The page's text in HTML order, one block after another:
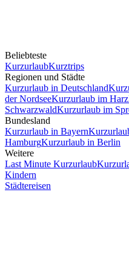
Beliebteste
KurzurlaubKurztrips
Regionen und Städte
Kurzurlaub in Deutschland
der NordseeKurzurlaub im Harz
SchwarzwaldKurzurlaub im
Bundesland
Kurzurlaub in Bayern
HamburgKurzurlaub in Berlin
Weitere
Last Minute Kurzurlaub
Kindern
Städtereisen